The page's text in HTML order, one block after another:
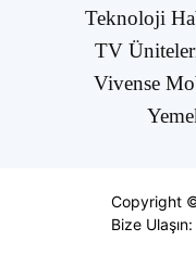
Teknoloji
TV
Vivense
Copyright
Bize Ulaşın: